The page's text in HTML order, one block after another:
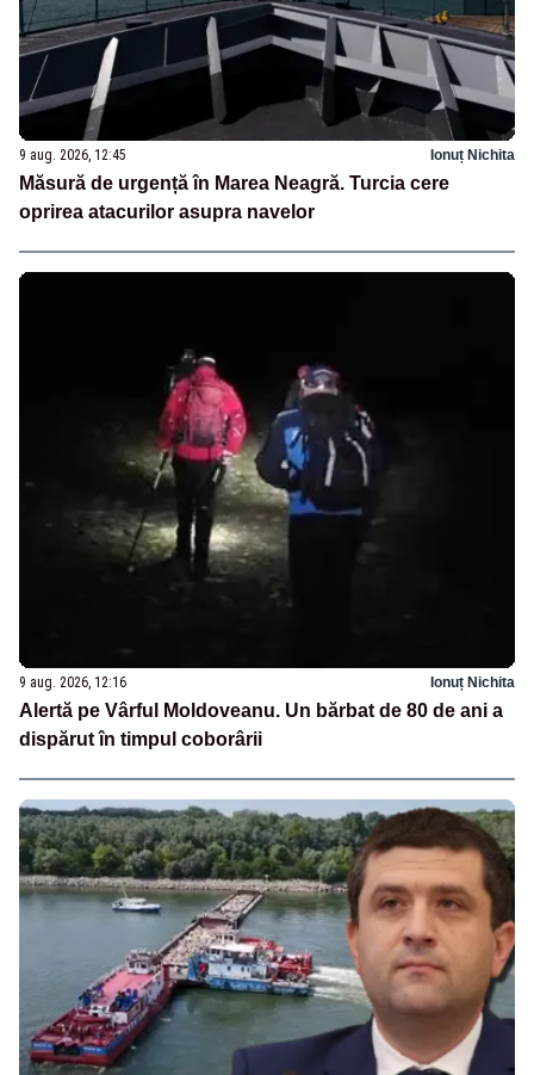
9 aug. 2026, 12:45 Ionuț Nichita
Măsură de urgență în Marea Neagră. Turcia cere
oprirea atacurilor asupra navelor
9 aug. 2026, 12:16 Ionuț Nichita
Alertă pe Vârful Moldoveanu. Un bărbat de 80 de ani a
dispărut în timpul coborârii